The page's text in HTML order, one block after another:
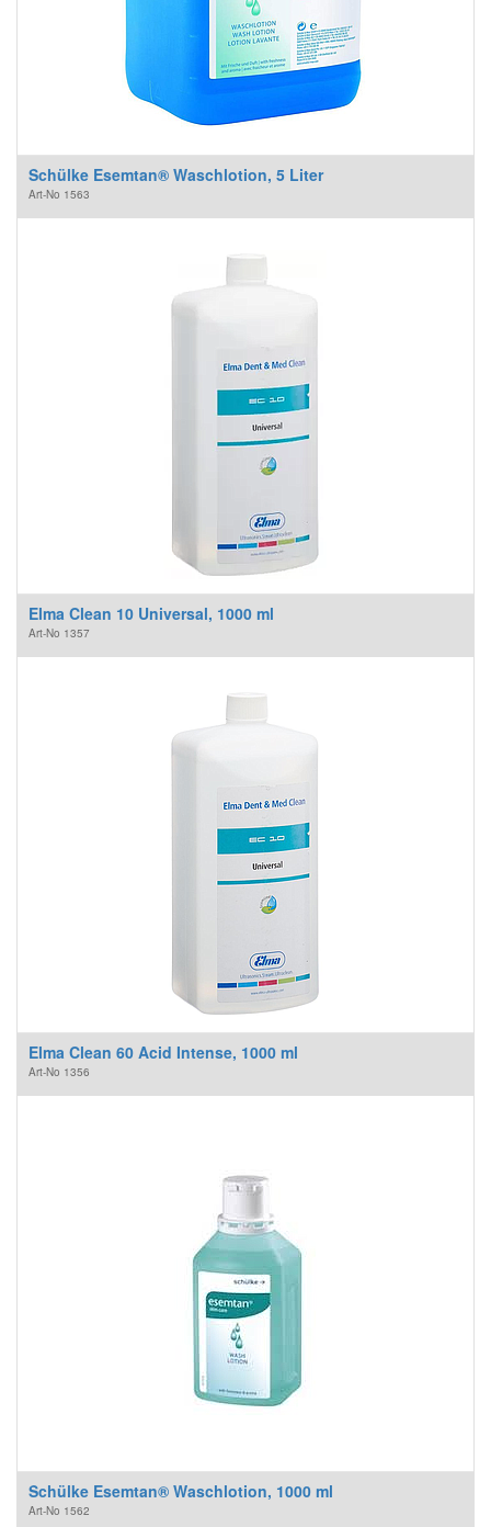
Schülke Esemtan® Waschlotion, 5 Liter
Art-No 1563
Elma Clean 10 Universal, 1000 ml
Art-No 1357
Elma Clean 60 Acid Intense, 1000 ml
Art-No 1356
Schülke Esemtan® Waschlotion, 1000 ml
Art-No 1562